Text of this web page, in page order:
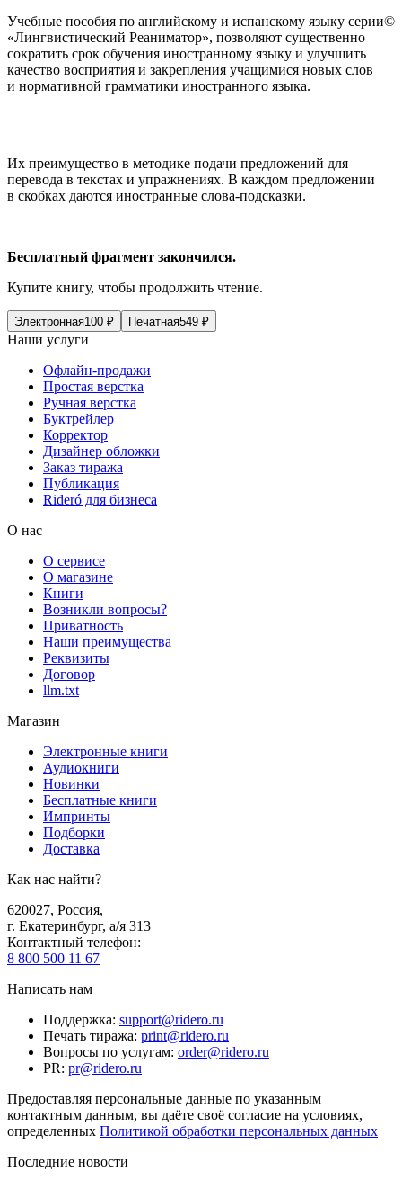
Учебные пособия по английскому и испанскому языку серии©
«Лингвистический Реаниматор», позволяют существенно
сократить срок обучения иностранному языку и улучшить
качество восприятия и закрепления учащимися новых слов
и нормативной грамматики иностранного языка.
Их преимущество в методике подачи предложений для
перевода в текстах и упражнениях. В каждом предложении
в скобках даются иностранные слова-подсказки.
Бесплатный фрагмент закончился.
Купите книгу, чтобы продолжить чтение.
Электронная100 ₽ Печатная549 ₽
Наши услуги
Офлайн-продажи
Простая верстка
Ручная верстка
Буктрейлер
Корректор
Дизайнер обложки
Заказ тиража
Публикация
Rideró для бизнеса
О нас
О сервисе
О магазине
Книги
Возникли вопросы?
Приватность
Наши преимущества
Реквизиты
Договор
llm.txt
Магазин
Электронные книги
Аудиокниги
Новинки
Бесплатные книги
Импринты
Подборки
Доставка
Как нас найти?
620027, Россия,
г. Екатеринбург, а/я 313
Контактный телефон:
8 800 500 11 67
Написать нам
Поддержка: support@ridero.ru
Печать тиража: print@ridero.ru
Вопросы по услугам: order@ridero.ru
PR: pr@ridero.ru
Предоставляя персональные данные по указанным
контактным данным, вы даёте своё согласие на условиях,
определенных Политикой обработки персональных данных
Последние новости